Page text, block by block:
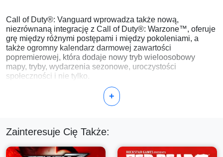
Call of Duty®: Vanguard wprowadza także nową,
niezrównaną integrację z Call of Duty®: Warzone™, oferuje
grę między różnymi postępami i między pokoleniami, a
także ogromny kalendarz darmowej zawartości
popremierowej, która dodaje nowy tryb wieloosobowy
mapy, tryby, wydarzenia sezonowe, uroczystości
społeczności i nie tylko.
+
Zainteresuje Cię Także: